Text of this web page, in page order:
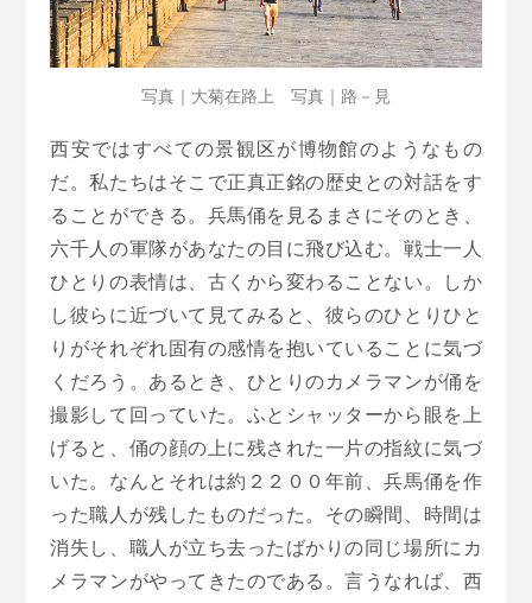
写真｜大菊在路上 写真｜路－見
西安ではすべての景観区が博物館のようなもの
だ。私たちはそこで正真正銘の歴史との対話をす
ることができる。兵馬俑を見るまさにそのとき、
六千人の軍隊があなたの目に飛び込む。戦士一人
ひとりの表情は、古くから変わることない。しか
し彼らに近づいて見てみると、彼らのひとりひと
りがそれぞれ固有の感情を抱いていることに気づ
くだろう。あるとき、ひとりのカメラマンが俑を
撮影して回っていた。ふとシャッターから眼を上
げると、俑の顔の上に残された一片の指紋に気づ
いた。なんとそれは約２２００年前、兵馬俑を作
った職人が残したものだった。その瞬間、時間は
消失し、職人が立ち去ったばかりの同じ場所にカ
メラマンがやってきたのである。言うなれば、西